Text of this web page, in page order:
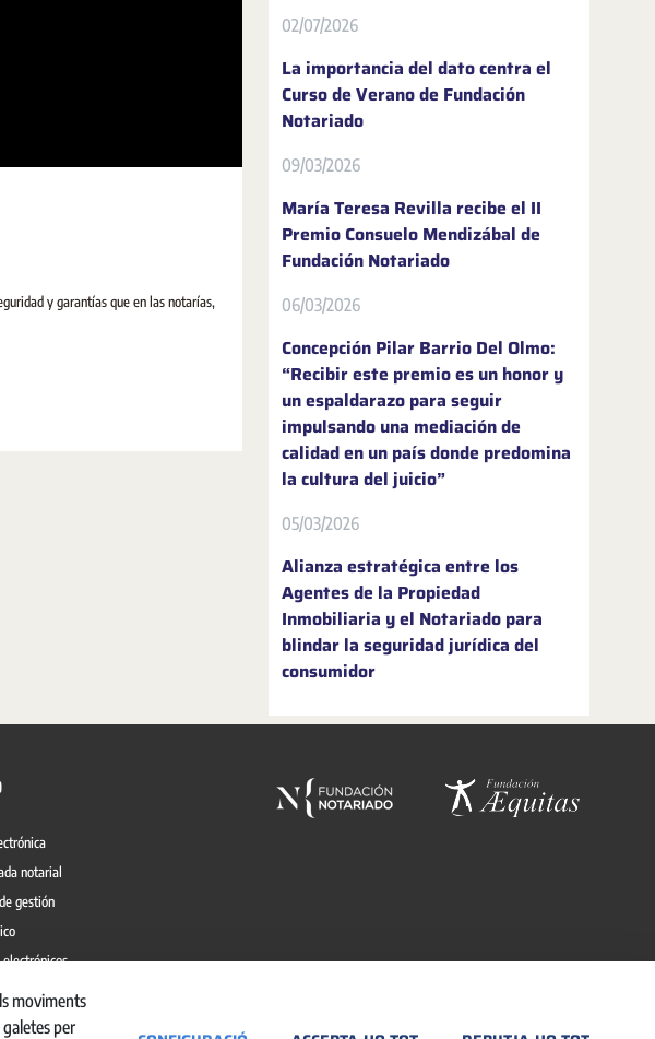
y garantías que en las notarías,
02/07/2026
La importancia del dato centra el
Curso de Verano de Fundación
Notariado
09/03/2026
María Teresa Revilla recibe el II
Premio Consuelo Mendizábal de
Fundación Notariado
06/03/2026
Concepción Pilar Barrio Del Olmo:
“Recibir este premio es un honor y
un espaldarazo para seguir
impulsando una mediación de
calidad en un país donde predomina
la cultura del juicio”
05/03/2026
Alianza estratégica entre los
Agentes de la Propiedad
Inmobiliaria y el Notariado para
blindar la seguridad jurídica del
consumidor
notarial
gestión
electrónicos
moviments
per